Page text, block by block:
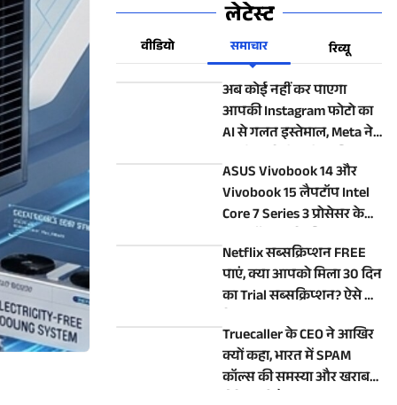
लेटेस्ट
वीडियो समाचार रिव्यू
अब कोई नहीं कर पाएगा
आपकी Instagram फोटो का
AI से गलत इस्तेमाल, Meta ने
ASUS Vivobook 14 और
Vivobook 15 लैपटॉप Intel
Core 7 Series 3 प्रोसेसर के
Netflix सब्सक्रिप्शन FREE
पाएं, क्या आपको मिला 30 दिन
का Trial सब्सक्रिप्शन? ऐसे करें
Truecaller के CEO ने आखिर
क्यों कहा, भारत में SPAM
कॉल्स की समस्या और खराब